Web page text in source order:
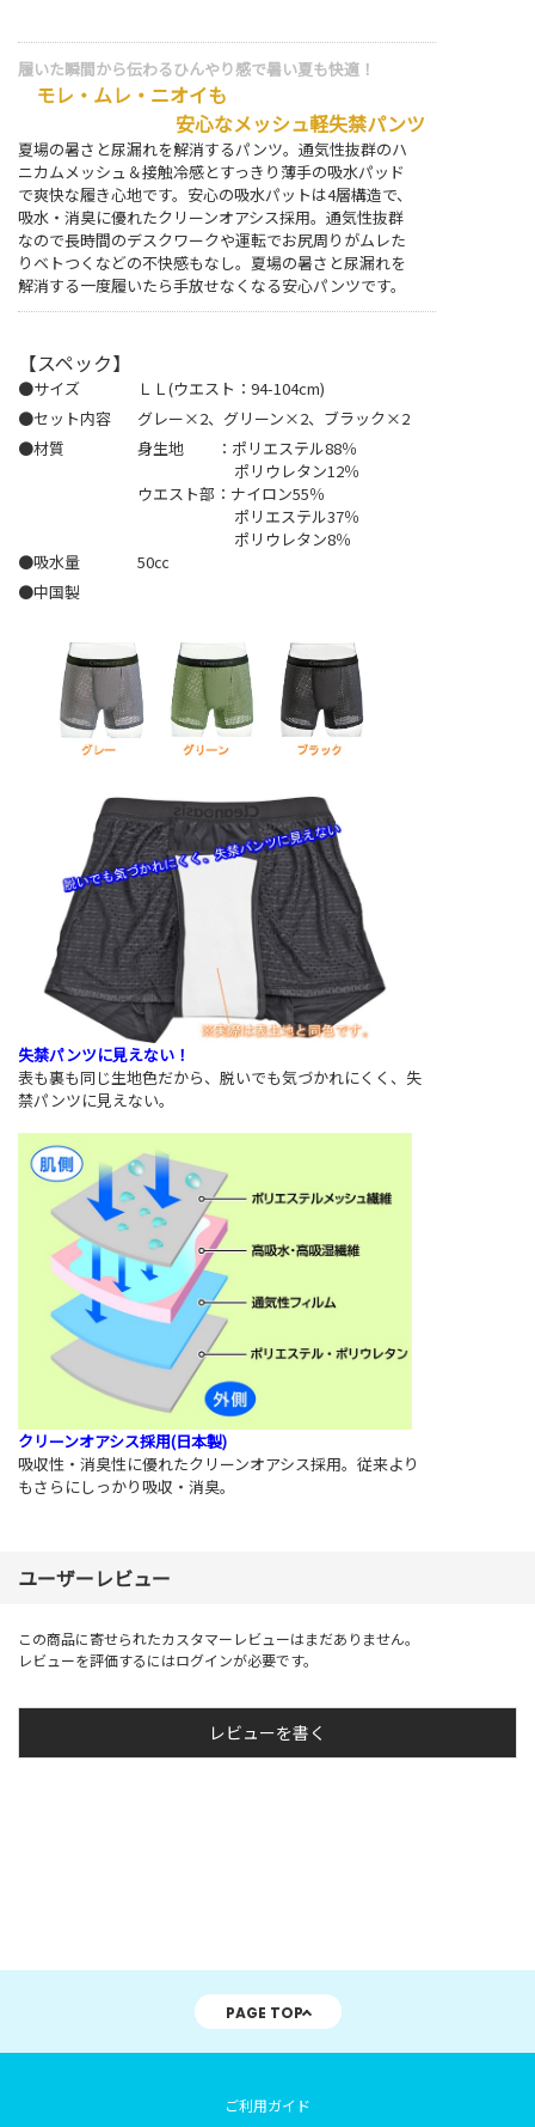
履いた瞬間から伝わるひんやり感で暑い夏も快適！
モレ・ムレ・ニオイも
安心なメッシュ軽失禁パンツ
夏場の暑さと尿漏れを解消するパンツ。通気性抜群のハ
ニカムメッシュ＆接触冷感とすっきり薄手の吸水パッド
で爽快な履き心地です。安心の吸水パットは4層構造で、
吸水・消臭に優れたクリーンオアシス採用。通気性抜群
なので長時間のデスクワークや運転でお尻周りがムレた
りベトつくなどの不快感もなし。夏場の暑さと尿漏れを
解消する一度履いたら手放せなくなる安心パンツです。
【スペック】
●サイズ
ＬＬ(ウエスト：94-104cm)
●セット内容
グレー×2、グリーン×2、ブラック×2
●材質
身生地 ：ポリエステル88％
ポリウレタン12％
ウエスト部：ナイロン55％
ポリエステル37％
ポリウレタン8％
●吸水量
50㏄
●中国製
失禁パンツに見えない！
表も裏も同じ生地色だから、脱いでも気づかれにくく、失
禁パンツに見えない。
クリーンオアシス採用(日本製)
吸収性・消臭性に優れたクリーンオアシス採用。従来より
もさらにしっかり吸収・消臭。
ユーザーレビュー
この商品に寄せられたカスタマーレビューはまだありません。
レビューを評価するにはログインが必要です。
レビューを書く
PAGE TOP
ご利用ガイド